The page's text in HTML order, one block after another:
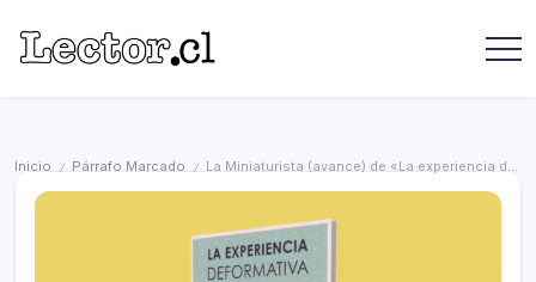
contenido
de
editoriales
Chilena
Inicio / Párrafo Marcado / La Miniaturista (avance) de «La experiencia deformativa» de Antonio Díaz Oliva